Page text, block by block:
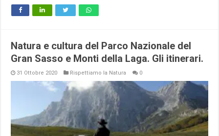
Natura e cultura del Parco Nazionale del
Gran Sasso e Monti della Laga. Gli itinerari.
31 Ottobre 2020 Rispettiamo la Natura 0